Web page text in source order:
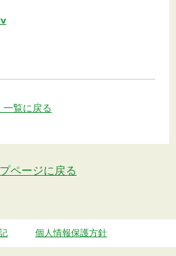
覧に戻る
ページに戻る
個人情報保護方針